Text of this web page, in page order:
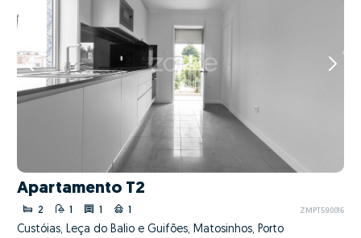
Apartamento T2
2 1 1 1 ZMPT590016
Custóias, Leça do Balio e Guifões, Matosinhos, Porto